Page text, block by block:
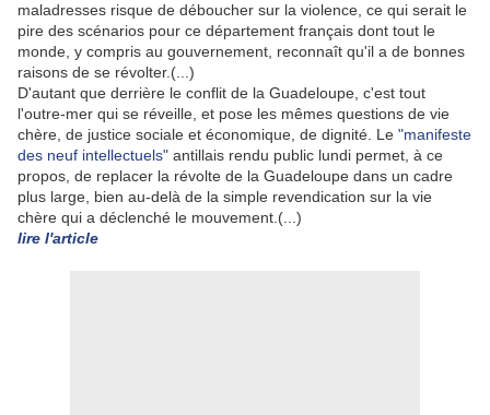
maladresses risque de déboucher sur la violence, ce qui serait le
pire des scénarios pour ce département français dont tout le
monde, y compris au gouvernement, reconnaît qu'il a de bonnes
raisons de se révolter.(...)
D'autant que derrière le conflit de la Guadeloupe, c'est tout
l'outre-mer qui se réveille, et pose les mêmes questions de vie
chère, de justice sociale et économique, de dignité. Le "manifeste
des neuf intellectuels" antillais rendu public lundi permet, à ce
propos, de replacer la révolte de la Guadeloupe dans un cadre
plus large, bien au-delà de la simple revendication sur la vie
chère qui a déclenché le mouvement.(...)
lire l'article